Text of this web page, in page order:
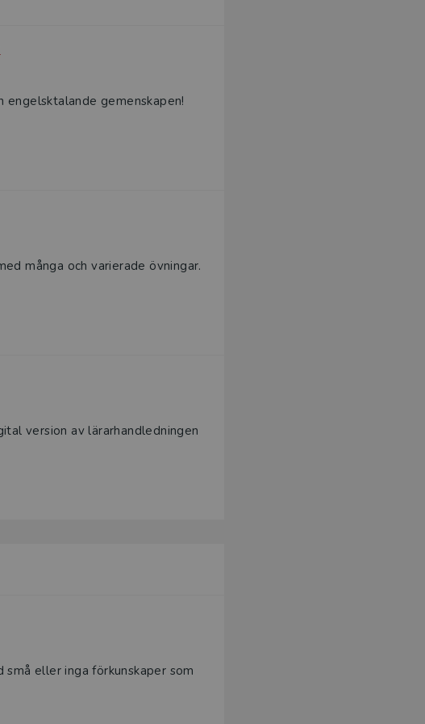
gemenskapen!
många och varierade övningar.
version av lärarhandledningen
eller inga förkunskaper som